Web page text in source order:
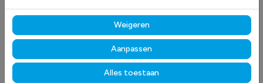
SPECIFICATIES
Artikelnummer DS1000430_100 mm
Weigeren
Aanpassen
Alles toestaan